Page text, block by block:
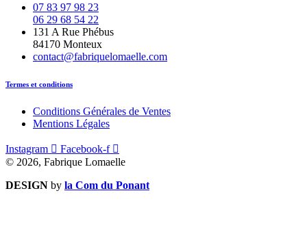
07 83 97 98 23
06 29 68 54 22
131 A Rue Phébus
84170 Monteux
contact@fabriquelomaelle.com
Termes et conditions
Conditions Générales de Ventes
Mentions Légales
Instagram
Facebook-f
© 2026, Fabrique Lomaelle
DESIGN by la Com du Ponant